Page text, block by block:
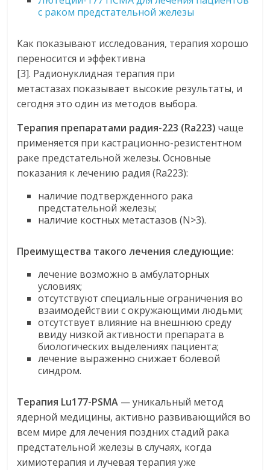
с раком предстательной железы
Как показывают исследования, терапия хорошо
переносится и эффективна
[3]. Радионуклидная терапия при
метастазах показывает высокие результаты, и
сегодня это один из методов выбора.
Терапия препаратами радия-223 (Ra223) чаще
применяется при кастрационно-резистентном
раке предстательной железы. Основные
показания к лечению радия (Ra223):
наличие подтвержденного рака
предстательной железы;
наличие костных метастазов (N>3).
Преимущества такого лечения следующие:
лечение возможно в амбулаторных
условиях;
отсутствуют специальные ограничения во
взаимодействии с окружающими людьми;
отсутствует влияние на внешнюю среду
ввиду низкой активности препарата в
биологических выделениях пациента;
лечение выраженно снижает болевой
синдром.
Терапия Lu177-PSMA — уникальный метод
ядерной медицины, активно развивающийся во
всем мире для лечения поздних стадий рака
предстательной железы в случаях, когда
химиотерапия и лучевая терапия уже